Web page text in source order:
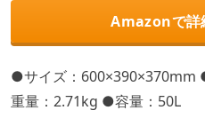
Amazonで詳
●サイズ：
重量：2.71kg ●容量：50L